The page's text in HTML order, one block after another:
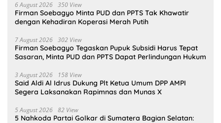
6 August 2026 350 View
Firman Soebagyo Minta PUD dan PPTS Tak Khawatir
dengan Kehadiran Koperasi Merah Putih
7 August 2026 302 View
Firman Soebagyo Tegaskan Pupuk Subsidi Harus Tepat
Sasaran, Minta PUD dan PPTS Dapat Perlindungan Hukum
3 August 2026 158 View
Said Aldi Al Idrus Dukung Plt Ketua Umum DPP AMPI
Segera Laksanakan Rapimnas dan Munas X
5 August 2026 82 View
5 Nahkoda Partai Golkar di Sumatera Bagian Selatan: